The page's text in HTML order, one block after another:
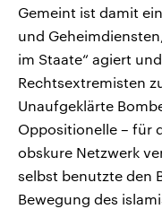
Gemeint ist damit
und
im Staate“ agiert
Rechtsextremisten
Unaufgeklärte
Oppositionelle – für
obskure Netzwerk
selbst benutzte den
Bewegung des